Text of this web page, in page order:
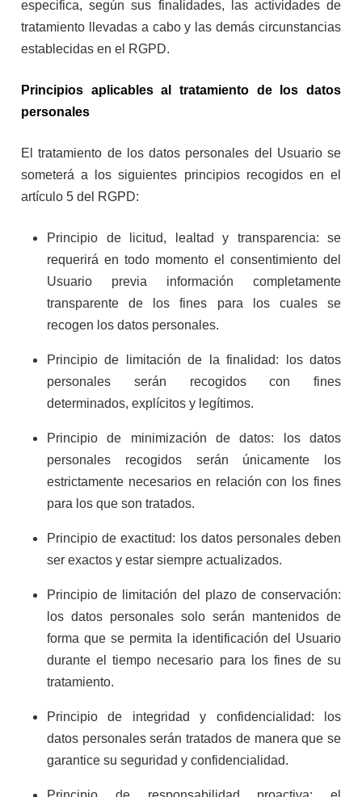
especifica, según sus finalidades, las actividades de
tratamiento llevadas a cabo y las demás circunstancias
establecidas en el RGPD.
Principios aplicables al tratamiento de los datos
personales
El tratamiento de los datos personales del Usuario se
someterá a los siguientes principios recogidos en el
artículo 5 del RGPD:
Principio de licitud, lealtad y transparencia: se
requerirá en todo momento el consentimiento del
Usuario previa información completamente
transparente de los fines para los cuales se
recogen los datos personales.
Principio de limitación de la finalidad: los datos
personales serán recogidos con fines
determinados, explícitos y legítimos.
Principio de minimización de datos: los datos
personales recogidos serán únicamente los
estrictamente necesarios en relación con los fines
para los que son tratados.
Principio de exactitud: los datos personales deben
ser exactos y estar siempre actualizados.
Principio de limitación del plazo de conservación:
los datos personales solo serán mantenidos de
forma que se permita la identificación del Usuario
durante el tiempo necesario para los fines de su
tratamiento.
Principio de integridad y confidencialidad: los
datos personales serán tratados de manera que se
garantice su seguridad y confidencialidad.